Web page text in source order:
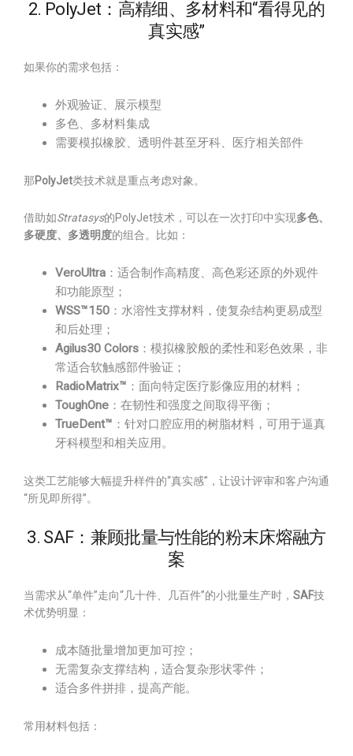
2. PolyJet：高精细、多材料和“看得见的
真实感”
如果你的需求包括：
外观验证、展示模型
多色、多材料集成
需要模拟橡胶、透明件甚至牙科、医疗相关部件
那PolyJet类技术就是重点考虑对象。
借助如Stratasys的PolyJet技术，可以在一次打印中实现多色、
多硬度、多透明度的组合。比如：
VeroUltra ：适合制作高精度、高色彩还原的外观件
和功能原型；
WSS™150 ：水溶性支撑材料，使复杂结构更易成型
和后处理；
Agilus30 Colors ：模拟橡胶般的柔性和彩色效果，非
常适合软触感部件验证；
RadioMatrix™ ：面向特定医疗影像应用的材料；
ToughOne ：在韧性和强度之间取得平衡；
TrueDent™ ：针对口腔应用的树脂材料，可用于逼真
牙科模型和相关应用。
这类工艺能够大幅提升样件的“真实感”，让设计评审和客户沟通
“所见即所得”。
3. SAF：兼顾批量与性能的粉末床熔融方
案
当需求从“单件”走向“几十件、几百件”的小批量生产时， SAF技
术优势明显：
成本随批量增加更加可控；
无需复杂支撑结构，适合复杂形状零件；
适合多件拼排，提高产能。
常用材料包括：